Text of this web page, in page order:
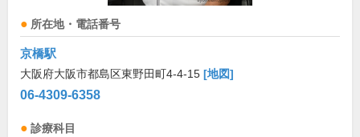
所在地・電話番号
京橋駅
大阪府大阪市都島区東野田町4-4-15 [地図]
06-4309-6358
診療科目